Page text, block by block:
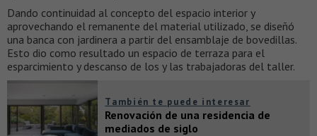
Dando continuidad al concepto del espacio interior y
aprovechando el remanente del material utilizado, se diseñó
una banca con jardinera a partir del ensamblaje de bovedillas.
Esto dio como resultado un espacio de terraza para el
esparcimiento y descanso de los y las trabajadoras del taller.
También te puede interesar
Renovación de una residencia de
mediados de siglo